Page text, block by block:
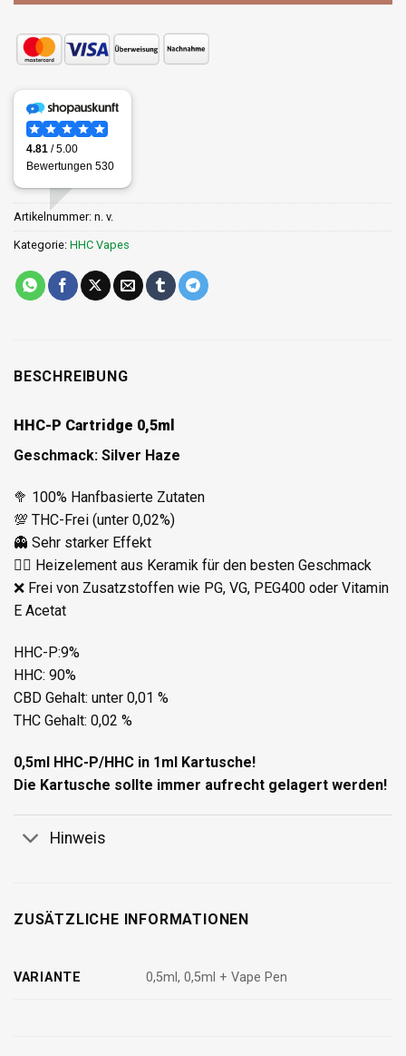
Artikelnummer: n. v.
Kategorie: HHC Vapes
BESCHREIBUNG
HHC-P Cartridge 0,5ml
Geschmack: Silver Haze
🥦 100% Hanfbasierte Zutaten
💯 THC-Frei (unter 0,02%)
👻 Sehr starker Effekt
✌🏼 Heizelement aus Keramik für den besten Geschmack
❌ Frei von Zusatzstoffen wie PG, VG, PEG400 oder Vitamin
E Acetat
HHC-P:9%
HHC: 90%
CBD Gehalt: unter 0,01 %
THC Gehalt: 0,02 %
0,5ml HHC-P/HHC in 1ml Kartusche!
Die Kartusche sollte immer aufrecht gelagert werden!
Hinweis
ZUSÄTZLICHE INFORMATIONEN
VARIANTE 0,5ml, 0,5ml + Vape Pen